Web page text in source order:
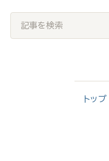
記
事
トップ